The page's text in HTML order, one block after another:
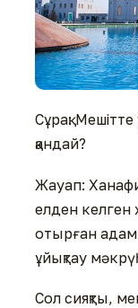
Сұрақ:
қандай?
Жауап:
елден
отырған
ұйықтау
Сол сияқты,